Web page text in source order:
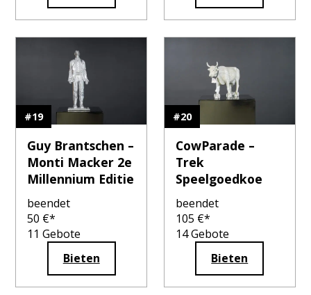
#19
Guy Brantschen –
Monti Macker 2e
Millennium Editie
beendet
50 €*
11 Gebote
Bieten
#20
CowParade –
Trek
Speelgoedkoe
beendet
105 €*
14Gebote
Bieten